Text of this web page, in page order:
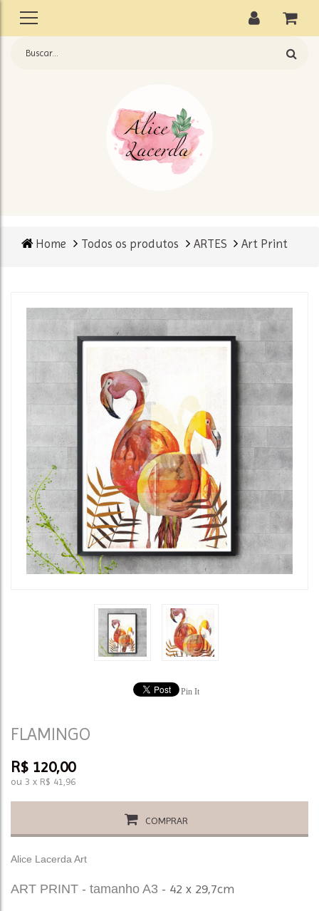
Home Todos os produtos ARTES Art Print
Pin It
FLAMINGO
R$ 120,00
ou 3 x R$ 41,96
COMPRAR
Alice Lacerda Art
ART PRINT - tamanho A3 - 42 x 29,7cm